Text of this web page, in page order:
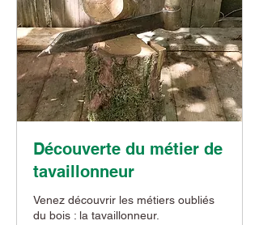
Découverte du métier de
tavaillonneur
Venez découvrir les métiers oubliés
du bois : la tavaillonneur.